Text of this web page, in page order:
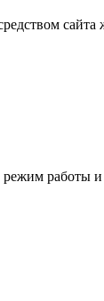
сайта
режим работы